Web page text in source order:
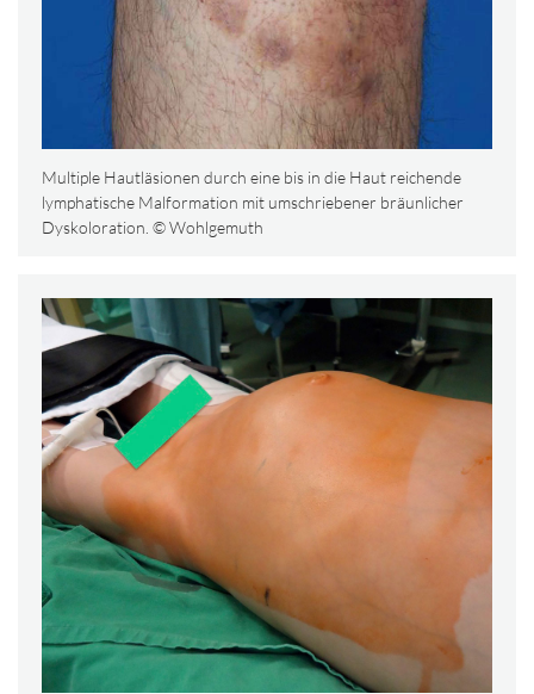
Multiple Hautläsionen durch eine bis in die Haut reichende
lymphatische Malformation mit umschriebener bräunlicher
Dyskoloration. © Wohlgemuth